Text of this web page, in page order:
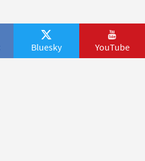
Bluesky YouTube